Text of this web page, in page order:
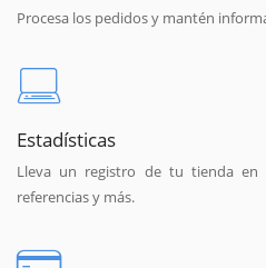
Procesa los pedidos y mantén
Estadísticas
Lleva un registro de tu tienda en
referencias y más.